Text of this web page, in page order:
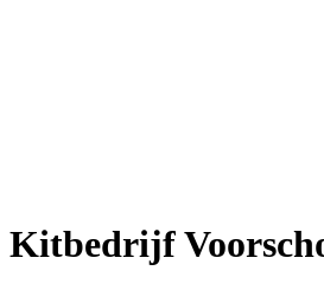
Kitbedrijf